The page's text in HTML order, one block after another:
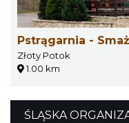
Pstrągarnia -
Złoty Potok
1.00 km
ŚLĄSKA